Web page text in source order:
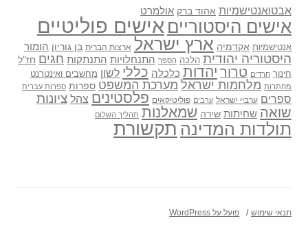
אבטואנטישמיות אהוד ברק אולמרט
אישים היסטוריים אישים פוליטיים
אנטישמיות אקדמיה ארץ ישראל ארצות הברית בן גוריון הומור
היסטוריה יהודית הלכה הספר התנחלויות התנתקות חגים חז"ל
חינוך חרדים טרור יהדות כלכלה כללי לשון מחשבים ואינטרנט
מחתרות מלחמות ישראל מערכת המשפט ספרות ספרות עברית
ספרים ערביי ישראל ערבים פוליטיקאים פלסטינים צהל ציונות
שואה שחיתות שירה שמאלנות תהליך השלום
תולדות המדינה תקשורת
תנאי שימוש פועל על WordPress